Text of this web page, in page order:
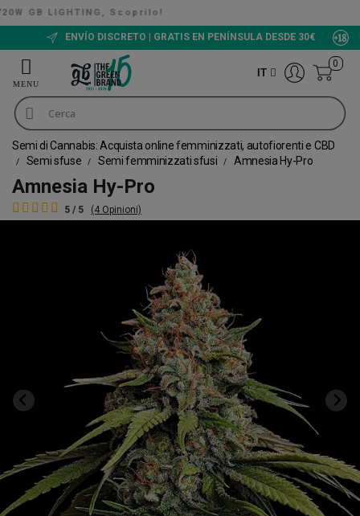
The Green Bucket CBD, Ora
Scoprilo!
ENVÍO DISCRETO | GRATIS EN PENÍNSULA DESDE 30€
IT
0
Semi di Cannabis: Acquista online femminizzati, autofiorenti e CBD
Semi sfuse
Semi femminizzati sfusi Amnesia Hy-Pro
Amnesia Hy-Pro
5 / 5 (4 Opinioni)